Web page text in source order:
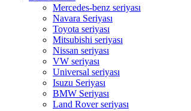
Mercedes-benz seriyası
Navara Seriyası
Toyota seriyası
Mitsubishi seriyası
Nissan seriyası
VW seriyası
Universal seriyası
Isuzu Seriyası
BMW Seriyası
Land Rover seriyası